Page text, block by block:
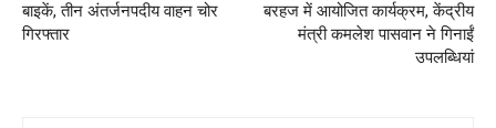
बाइकें, तीन अंतर्जनपदीय वाहन चोर
गिरफ्तार
बरहज में आयोजित कार्यक्रम, केंद्रीय
मंत्री कमलेश पासवान ने गिनाईं
उपलब्धियां